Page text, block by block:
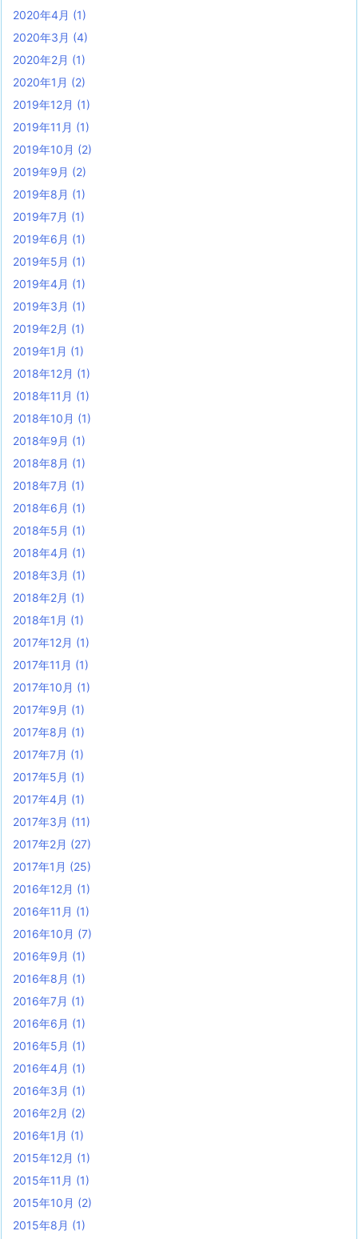
2020年4月 (1)
2020年3月 (4)
2020年2月 (1)
2020年1月 (2)
2019年12月 (1)
2019年11月 (1)
2019年10月 (2)
2019年9月 (2)
2019年8月 (1)
2019年7月 (1)
2019年6月 (1)
2019年5月 (1)
2019年4月 (1)
2019年3月 (1)
2019年2月 (1)
2019年1月 (1)
2018年12月 (1)
2018年11月 (1)
2018年10月 (1)
2018年9月 (1)
2018年8月 (1)
2018年7月 (1)
2018年6月 (1)
2018年5月 (1)
2018年4月 (1)
2018年3月 (1)
2018年2月 (1)
2018年1月 (1)
2017年12月 (1)
2017年11月 (1)
2017年10月 (1)
2017年9月 (1)
2017年8月 (1)
2017年7月 (1)
2017年5月 (1)
2017年4月 (1)
2017年3月 (11)
2017年2月 (27)
2017年1月 (25)
2016年12月 (1)
2016年11月 (1)
2016年10月 (7)
2016年9月 (1)
2016年8月 (1)
2016年7月 (1)
2016年6月 (1)
2016年5月 (1)
2016年4月 (1)
2016年3月 (1)
2016年2月 (2)
2016年1月 (1)
2015年12月 (1)
2015年11月 (1)
2015年10月 (2)
2015年8月 (1)